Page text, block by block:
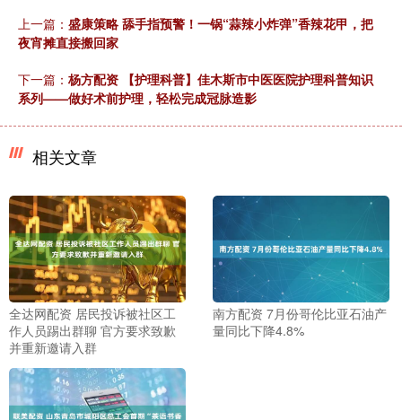
上一篇： 盛康策略 舔手指预警！一锅“蒜辣小炸弹”香辣花甲，把
夜宵摊直接搬回家
下一篇： 杨方配资 【护理科普】佳木斯市中医医院护理科普知识
系列——做好术前护理，轻松完成冠脉造影
相关文章
全达网配资 居民投诉被社区工
作人员踢出群聊 官方要求致歉
并重新邀请入群
南方配资 7月份哥伦比亚石油产
量同比下降4.8%